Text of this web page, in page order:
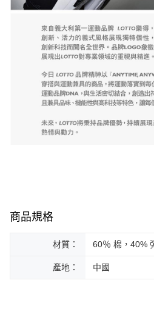
商品規格
材質： 60％ 棉，40%
產地： 中國